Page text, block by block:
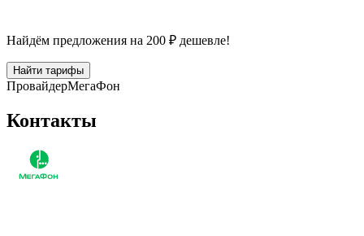
Найдём предложения на 200 ₽ дешевле!
Найти тарифы
ПровайдерМегаФон
Контакты